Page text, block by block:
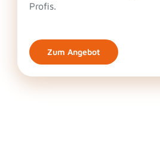
Profis.
Zum Angebot